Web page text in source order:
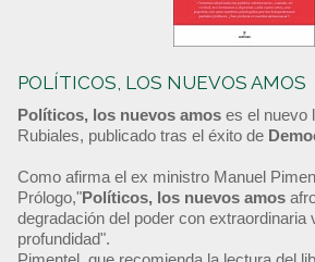
POLÍTICOS, LOS NUEVOS AMOS
Políticos, los nuevos amos es el nuevo
Rubiales, publicado tras el éxito de
Como afirma el ex ministro Manuel
Prólogo,"Políticos, los nuevos amos
degradación del poder con extraordinaria
profundidad".